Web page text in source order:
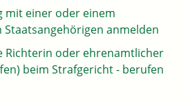
mit einer oder einem
Staatsangehörigen anmelden
Richterin oder ehrenamtlicher
beim Strafgericht - berufen